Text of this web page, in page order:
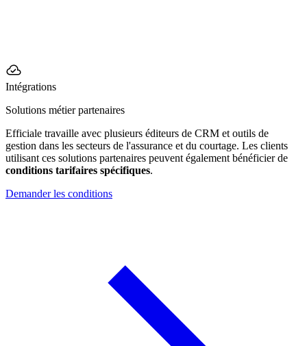
Intégrations
Solutions métier partenaires
Efficiale travaille avec plusieurs éditeurs de CRM et outils de
gestion dans les secteurs de l'assurance et du courtage. Les clients
utilisant ces solutions partenaires peuvent également bénéficier de
conditions tarifaires spécifiques.
Demander les conditions